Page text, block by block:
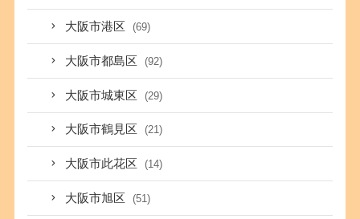
大阪市港区 (69)
大阪市都島区 (92)
大阪市城東区 (29)
大阪市鶴見区 (21)
大阪市此花区 (14)
大阪市旭区 (51)